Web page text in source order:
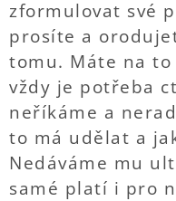
zformulovat své
prosíte a
tomu. Máte na to
vždy je potřeba
neříkáme a
to má udělat a
Nedáváme mu
samé platí i pro